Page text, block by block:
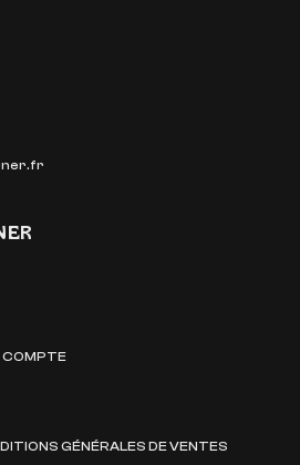
COMPTE
GÉNÉRALES DE VENTES